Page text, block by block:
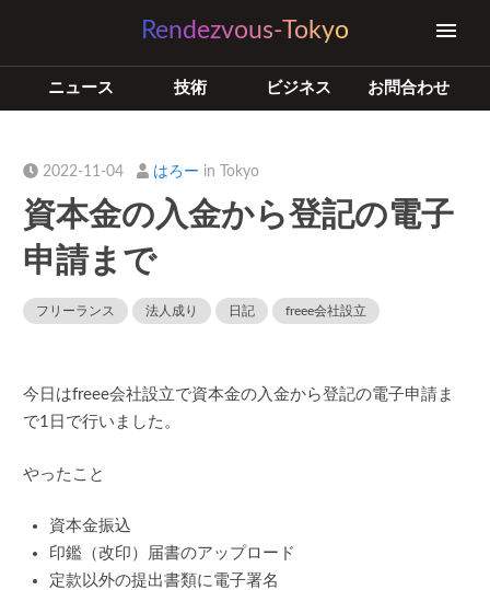
Rendezvous-Tokyo
ニュース 技術 ビジネス お問合わせ
2022-11-04 はろー in Tokyo
資本金の入金から登記の電子
申請まで
フリーランス 法人成り 日記 freee会社設立
今日はfreee会社設立で資本金の入金から登記の電子申請ま
で1日で行いました。
やったこと
資本金振込
印鑑（改印）届書のアップロード
定款以外の提出書類に電子署名